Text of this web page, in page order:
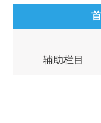
辅助栏目